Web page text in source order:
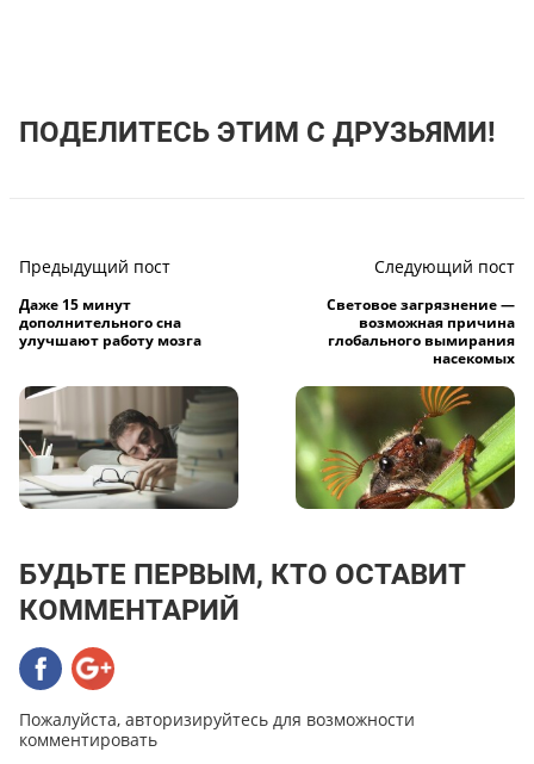
ПОДЕЛИТЕСЬ ЭТИМ С ДРУЗЬЯМИ!
Предыдущий пост
Даже 15 минут
дополнительного сна
улучшают работу мозга
Следующий пост
Световое загрязнение —
возможная причина
глобального вымирания
насекомых
БУДЬТЕ ПЕРВЫМ, КТО ОСТАВИТ
КОММЕНТАРИЙ
Пожалуйста, авторизируйтесь для возможности
комментировать